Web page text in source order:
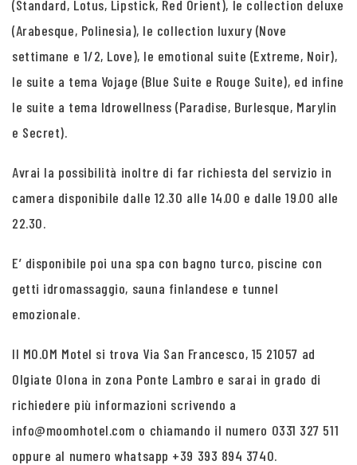
(Standard, Lotus, Lipstick, Red Orient), le collection deluxe
(Arabesque, Polinesia), le collection luxury (Nove
settimane e 1/2, Love), le emotional suite (Extreme, Noir),
le suite a tema Vojage (Blue Suite e Rouge Suite), ed infine
le suite a tema Idrowellness (Paradise, Burlesque, Marylin
e Secret).
Avrai la possibilità inoltre di far richiesta del servizio in
camera disponibile dalle 12.30 alle 14.00 e dalle 19.00 alle
22.30.
E’ disponibile poi una spa con bagno turco, piscine con
getti idromassaggio, sauna finlandese e tunnel
emozionale.
Il MO.OM Motel si trova Via San Francesco, 15 21057 ad
Olgiate Olona in zona Ponte Lambro e sarai in grado di
richiedere più informazioni scrivendo a
info@moomhotel.com o chiamando il numero 0331 327 511
oppure al numero whatsapp +39 393 894 3740.